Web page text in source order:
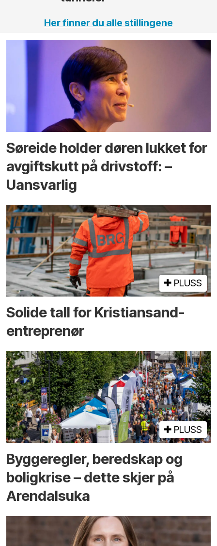
Her finner du alle stillingene
Søreide holder døren lukket for
avgiftskutt på drivstoff: –
Uansvarlig
PLUSS
Solide tall for Kristiansand-
entreprenør
PLUSS
Bygge­regler, beredskap og
bolig­krise – dette skjer på
Arendals­uka